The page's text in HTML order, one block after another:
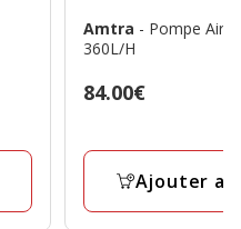
Amtra - Pompe Air
360L/H
Prix
84.00€
Ajouter